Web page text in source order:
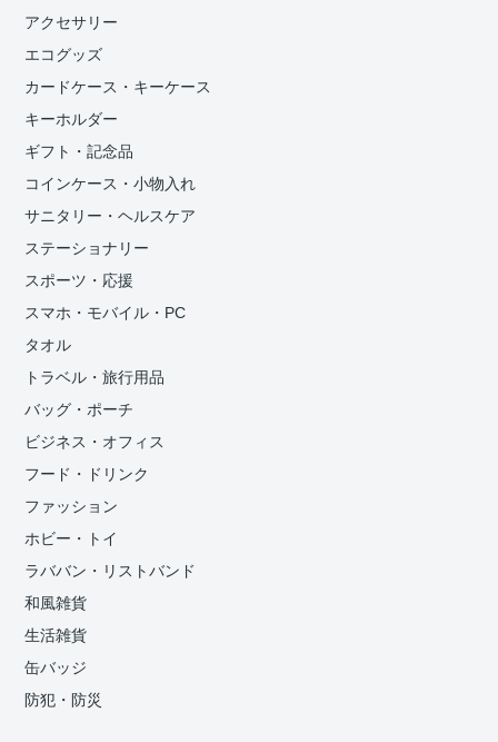
アクセサリー
エコグッズ
カードケース・キーケース
キーホルダー
ギフト・記念品
コインケース・小物入れ
サニタリー・ヘルスケア
ステーショナリー
スポーツ・応援
スマホ・モバイル・PC
タオル
トラベル・旅行用品
バッグ・ポーチ
ビジネス・オフィス
フード・ドリンク
ファッション
ホビー・トイ
ラババン・リストバンド
和風雑貨
生活雑貨
缶バッジ
防犯・防災